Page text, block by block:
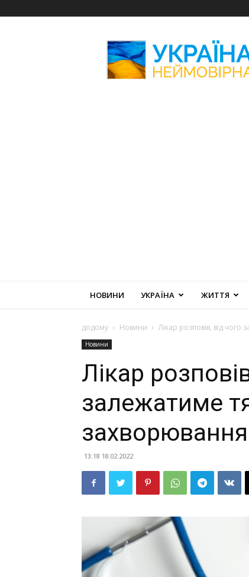
Неймовірна
НОВИНИ УКРАЇНА ЖИТТЯ
додому Новини Лікар розповів, від чого
Новини
Лікар
залежатиме
захворювання
13:18 18.02.2022